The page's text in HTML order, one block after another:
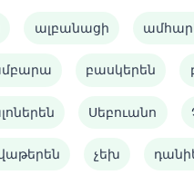
ալբանացի
բասկերեն
Սեբուանո
չեխ